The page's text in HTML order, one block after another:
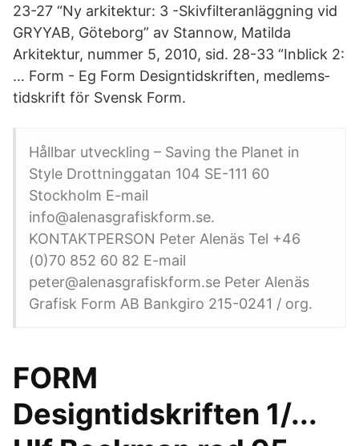
23-27 “Ny arkitektur: 3 -Skivfilteranläggning vid
GRYYAB, Göteborg” av Stannow, Matilda
Arkitektur, nummer 5, 2010, sid. 28-33 “Inblick 2:
… Form - Eg Form Designtidskriften, medlems­
tidskrift för Svensk Form.
Hållbar utveckling – Saving the Planet in
Style Drottninggatan 104 SE-111 60
Stockholm E-mail
info@alenasgrafiskform.se.
KONTAKTPERSON Peter Alenäs Tel +46
(0)70 852 60 82 E-mail
peter@alenasgrafiskform.se Peter Alenäs
Grafisk Form AB Bankgiro 215-0241 / org.
FORM
Designtidskriften 1/...